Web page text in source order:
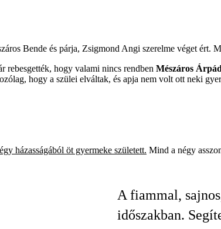
Bende és párja, Zsigmond Angi szerelme véget ért.
rebesgették, hogy valami nincs rendben Mészáros
hogy a szülei elváltak, és apja nem volt ott neki
házasságából öt gyermeke született. Mind a négy
A fiammal,
időszakban.